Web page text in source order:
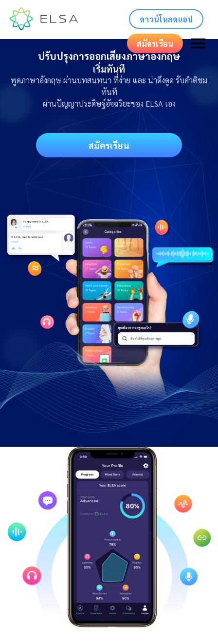
ดาวน์โหลดแอป
สมัครเรียน
ปรับปรุงการออกเสียงภาษาอังกฤษ
เริ่มทันที
พูดภาษาอังกฤษ ผ่านบทสนทนา ที่ง่าย และ น่าดึงดูด รับคำติชม
ทันที
ผ่านปัญญาประดิษฐ์อัจฉริยะของ ELSA เอง
สมัครเรียน